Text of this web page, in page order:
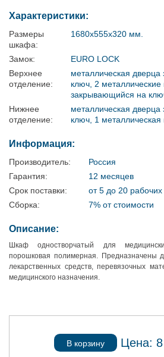
Характеристики:
Размеры
шкафа:
1680х555х320 мм.
Замок:
EURO LOCK
Верхнее
отделение:
металлическая
ключ, 2 металлические
закрывающийся на
Нижнее
отделение:
металлическая
ключ, 1 металлическая
Информация:
Производитель:
Россия
Гарантия:
12 месяцев
Срок поставки:
от 5 до 20
Сборка:
7% от стоимости
Описание:
Шкаф одностворчатый для
порошковая полимерная. Предназначены
лекарственных средств, перевязочных
медицинского назначения.
В корзину Цена: